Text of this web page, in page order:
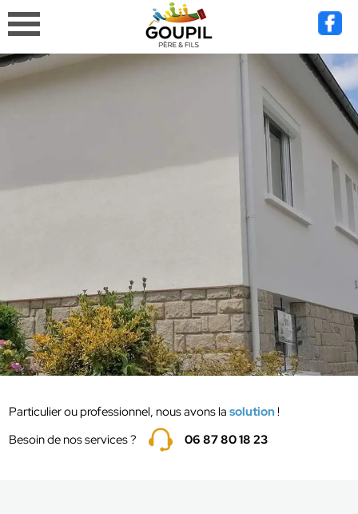
Particulier ou professionnel, nous avons lasolution!
Besoin de nos services ?
06 87 80 18 23